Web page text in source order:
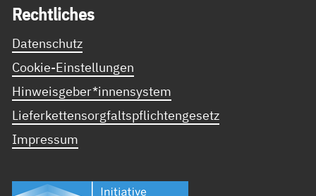
Recht­li­ches
Datenschutz
Cookie-Einstellungen
Hinweisgeber*innensystem
Lieferkettensorgfaltspflichtengesetz
Impressum